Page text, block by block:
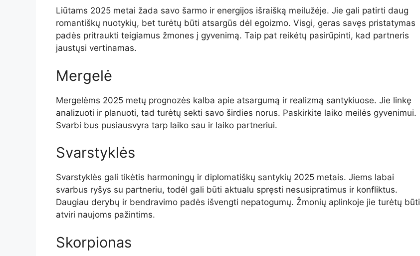
Liūtams 2025 metai žada savo šarmo ir energijos išraišką meilužėje. Jie gali patirti daug
romantiškų nuotykių, bet turėtų būti atsargūs dėl egoizmo. Visgi, geras savęs pristatymas
padės pritraukti teigiamus žmones į gyvenimą. Taip pat reikėtų pasirūpinti, kad partneris
jaustųsi vertinamas.
Mergelė
Mergelėms 2025 metų prognozės kalba apie atsargumą ir realizmą santykiuose. Jie linkę
analizuoti ir planuoti, tad turėtų sekti savo širdies norus. Paskirkite laiko meilės gyvenimui.
Svarbi bus pusiausvyra tarp laiko sau ir laiko partneriui.
Svarstyklės
Svarstyklės gali tikėtis harmoningų ir diplomatiškų santykių 2025 metais. Jiems labai
svarbus ryšys su partneriu, todėl gali būti aktualu spręsti nesusipratimus ir konfliktus.
Daugiau derybų ir bendravimo padės išvengti nepatogumų. Žmonių aplinkoje jie turėtų būti
atviri naujoms pažintims.
Skorpionas